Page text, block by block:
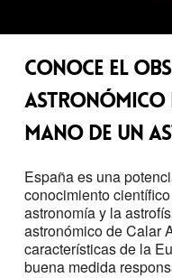
Conoce el
astronómico
mano de un
España es una
conocimiento
astronomía y la
astronómico de Calar
características de la
buena medida